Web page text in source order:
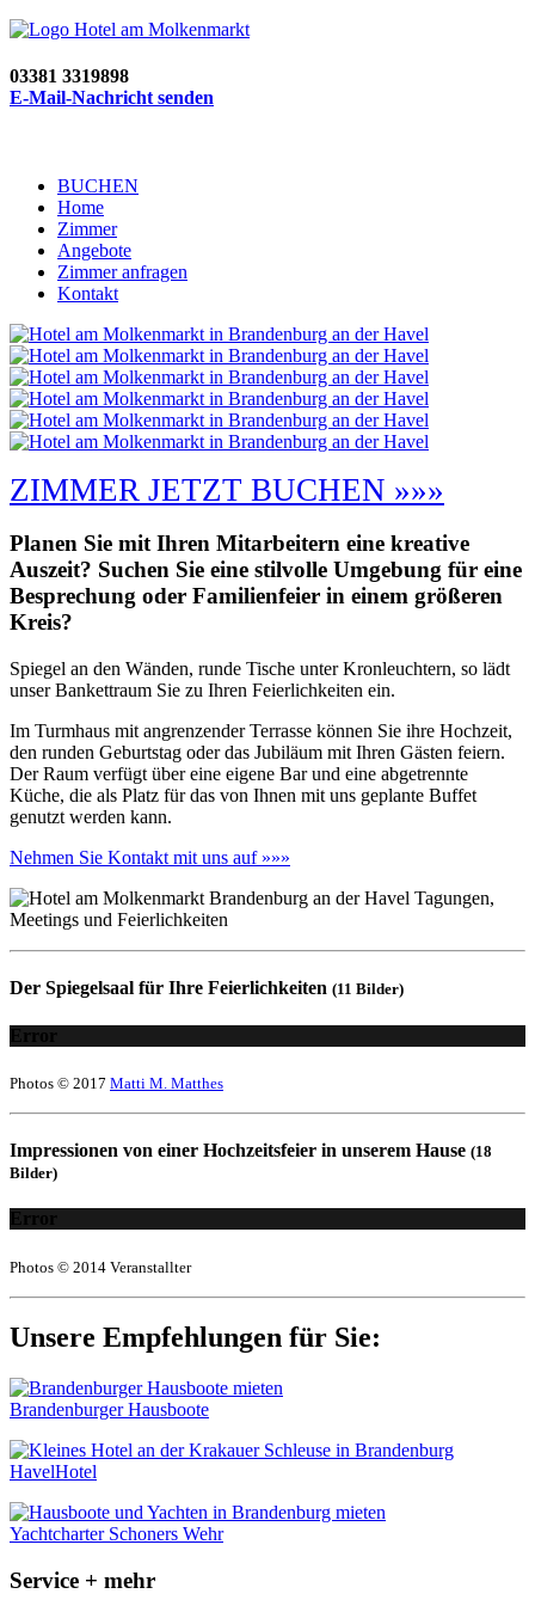
03381 3319898
E-Mail-Nachricht senden
BUCHEN
Home
Zimmer
Angebote
Zimmer anfragen
Kontakt
ZIMMER JETZT BUCHEN »»»
Planen Sie mit Ihren Mitarbeitern eine kreative
Auszeit? Suchen Sie eine stilvolle Umgebung für eine
Besprechung oder Familienfeier in einem größeren
Kreis?
Spiegel an den Wänden, runde Tische unter Kronleuchtern, so lädt
unser Bankettraum Sie zu Ihren Feierlichkeiten ein.
Im Turmhaus mit angrenzender Terrasse können Sie ihre Hochzeit,
den runden Geburtstag oder das Jubiläum mit Ihren Gästen feiern.
Der Raum verfügt über eine eigene Bar und eine abgetrennte
Küche, die als Platz für das von Ihnen mit uns geplante Buffet
genutzt werden kann.
Nehmen Sie Kontakt mit uns auf »»»
Der Spiegelsaal für Ihre Feierlichkeiten (11 Bilder)
Error
Photos © 2017 Matti M. Matthes
Impressionen von einer Hochzeitsfeier in unserem Hause (18
Bilder)
Error
Photos © 2014 Veranstallter
Unsere Empfehlungen für Sie:
Brandenburger Hausboote
HavelHotel
Yachtcharter Schoners Wehr
Service + mehr